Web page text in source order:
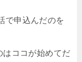
で申込んだのを
はココが始めてだ